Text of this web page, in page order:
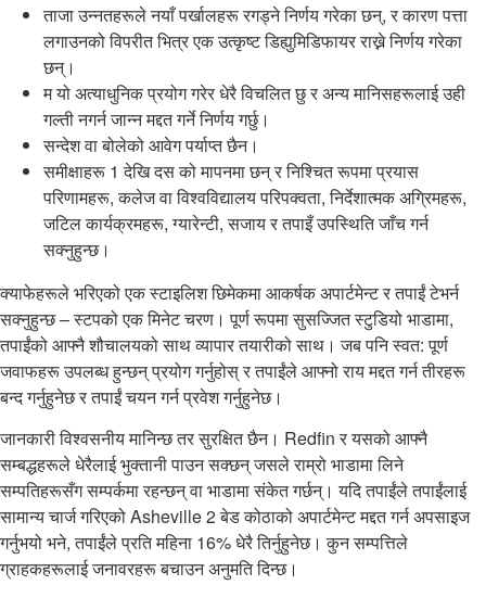
ताजा उन्नतहरूले नयाँ पर्खालहरू रगड्ने निर्णय गरेका छन्, र कारण पत्ता
लगाउनको विपरीत भित्र एक उत्कृष्ट डिह्युमिडिफायर राख्ने निर्णय गरेका
छन्।
म यो अत्याधुनिक प्रयोग गरेर धेरै विचलित छु र अन्य मानिसहरूलाई उही
गल्ती नगर्न जान्न मद्दत गर्ने निर्णय गर्छु।
सन्देश वा बोलेको आवेग पर्याप्त छैन।
समीक्षाहरू 1 देखि दस को मापनमा छन् र निश्चित रूपमा प्रयास
परिणामहरू, कलेज वा विश्वविद्यालय परिपक्वता, निर्देशात्मक अग्रिमहरू,
जटिल कार्यक्रमहरू, ग्यारेन्टी, सजाय र तपाइँ उपस्थिति जाँच गर्न
सक्नुहुन्छ।
क्याफेहरूले भरिएको एक स्टाइलिश छिमेकमा आकर्षक अपार्टमेन्ट र तपाईं टेभर्न
सक्नुहुन्छ – स्टपको एक मिनेट चरण। पूर्ण रूपमा सुसज्जित स्टुडियो भाडामा,
तपाईंको आफ्नै शौचालयको साथ व्यापार तयारीको साथ। जब पनि स्वत: पूर्ण
जवाफहरू उपलब्ध हुन्छन् प्रयोग गर्नुहोस् र तपाईंले आफ्नो राय मद्दत गर्न तीरहरू
बन्द गर्नुहुनेछ र तपाईं चयन गर्न प्रवेश गर्नुहुनेछ।
जानकारी विश्वसनीय मानिन्छ तर सुरक्षित छैन। Redfin र यसको आफ्नै
सम्बद्धहरूले धेरैलाई भुक्तानी पाउन सक्छन् जसले राम्रो भाडामा लिने
सम्पतिहरूसँग सम्पर्कमा रहन्छन् वा भाडामा संकेत गर्छन्। यदि तपाईंले तपाईंलाई
सामान्य चार्ज गरिएको Asheville 2 बेड कोठाको अपार्टमेन्ट मद्दत गर्न अपसाइज
गर्नुभयो भने, तपाईंले प्रति महिना 16% धेरै तिर्नुहुनेछ। कुन सम्पत्तिले
ग्राहकहरूलाई जनावरहरू बचाउन अनुमति दिन्छ।